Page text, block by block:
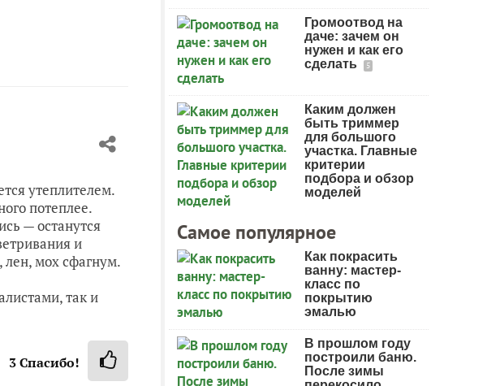
утеплителем.
потеплее.
— останутся
и
мох сфагнум.
так и
3Спасибо!
Громоотвод на
даче: зачем он
нужен и как его
сделать
5
Каким должен
быть триммер
для большого
участка. Главные
критерии
подбора и обзор
моделей
Самое популярное
Как покрасить
ванну: мастер-
класс по
покрытию
эмалью
В прошлом году
построили баню.
После зимы